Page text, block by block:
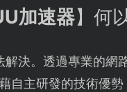
加速器】何
解決。透過專業的網
自主研發的技術優